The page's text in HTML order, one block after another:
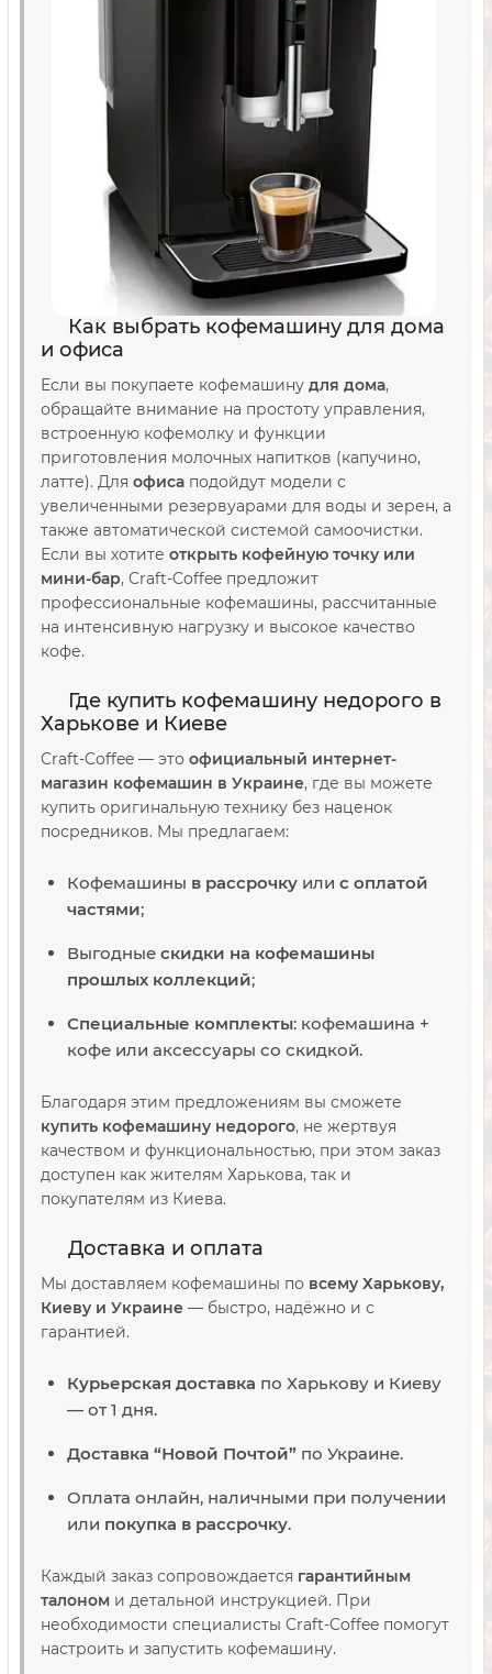
Как выбрать кофемашину для дома
и офиса
Если вы покупаете кофемашину для дома,
обращайте внимание на простоту управления,
встроенную кофемолку и функции
приготовления молочных напитков (капучино,
латте). Для офиса подойдут модели с
увеличенными резервуарами для воды и зерен, а
также автоматической системой самоочистки.
Если вы хотите открыть кофейную точку или
мини-бар, Craft-Coffee предложит
профессиональные кофемашины, рассчитанные
на интенсивную нагрузку и высокое качество
кофе.
Где купить кофемашину недорого в
Харькове и Киеве
Craft-Coffee — это официальный интернет-
магазин кофемашин в Украине, где вы можете
купить оригинальную технику без наценок
посредников. Мы предлагаем:
Кофемашины в рассрочку или с оплатой
частями;
Выгодные скидки на кофемашины
прошлых коллекций;
Специальные комплекты: кофемашина +
кофе или аксессуары со скидкой.
Благодаря этим предложениям вы сможете
купить кофемашину недорого, не жертвуя
качеством и функциональностью, при этом заказ
доступен как жителям Харькова, так и
покупателям из Киева.
Доставка и оплата
Мы доставляем кофемашины по всему Харькову,
Киеву и Украине — быстро, надёжно и с
гарантией.
Курьерская доставка по Харькову и Киеву
— от 1 дня.
Доставка “Новой Почтой” по Украине.
Оплата онлайн, наличными при получении
или покупка в рассрочку.
Каждый заказ сопровождается гарантийным
талоном и детальной инструкцией. При
необходимости специалисты Craft-Coffee помогут
настроить и запустить кофемашину.